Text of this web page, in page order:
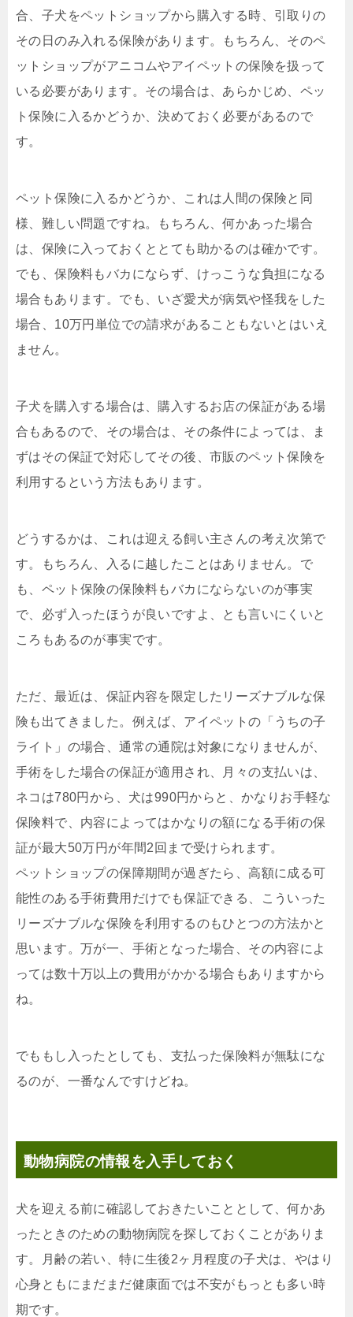
合、子犬をペットショップから購入する時、引取りの
その日のみ入れる保険があります。もちろん、そのペ
ットショップがアニコムやアイペットの保険を扱って
いる必要があります。その場合は、あらかじめ、ペッ
ト保険に入るかどうか、決めておく必要があるので
す。
ペット保険に入るかどうか、これは人間の保険と同
様、難しい問題ですね。もちろん、何かあった場合
は、保険に入っておくととても助かるのは確かです。
でも、保険料もバカにならず、けっこうな負担になる
場合もあります。でも、いざ愛犬が病気や怪我をした
場合、10万円単位での請求があることもないとはいえ
ません。
子犬を購入する場合は、購入するお店の保証がある場
合もあるので、その場合は、その条件によっては、ま
ずはその保証で対応してその後、市販のペット保険を
利用するという方法もあります。
どうするかは、これは迎える飼い主さんの考え次第で
す。もちろん、入るに越したことはありません。で
も、ペット保険の保険料もバカにならないのが事実
で、必ず入ったほうが良いですよ、とも言いにくいと
ころもあるのが事実です。
ただ、最近は、保証内容を限定したリーズナブルな保
険も出てきました。例えば、アイペットの「うちの子
ライト」の場合、通常の通院は対象になりませんが、
手術をした場合の保証が適用され、月々の支払いは、
ネコは780円から、犬は990円からと、かなりお手軽な
保険料で、内容によってはかなりの額になる手術の保
証が最大50万円が年間2回まで受けられます。
ペットショップの保障期間が過ぎたら、高額に成る可
能性のある手術費用だけでも保証できる、こういった
リーズナブルな保険を利用するのもひとつの方法かと
思います。万が一、手術となった場合、その内容によ
っては数十万以上の費用がかかる場合もありますから
ね。
でももし入ったとしても、支払った保険料が無駄にな
るのが、一番なんですけどね。
動物病院の情報を入手しておく
犬を迎える前に確認しておきたいこととして、何かあ
ったときのための動物病院を探しておくことがありま
す。月齢の若い、特に生後2ヶ月程度の子犬は、やはり
心身ともにまだまだ健康面では不安がもっとも多い時
期です。